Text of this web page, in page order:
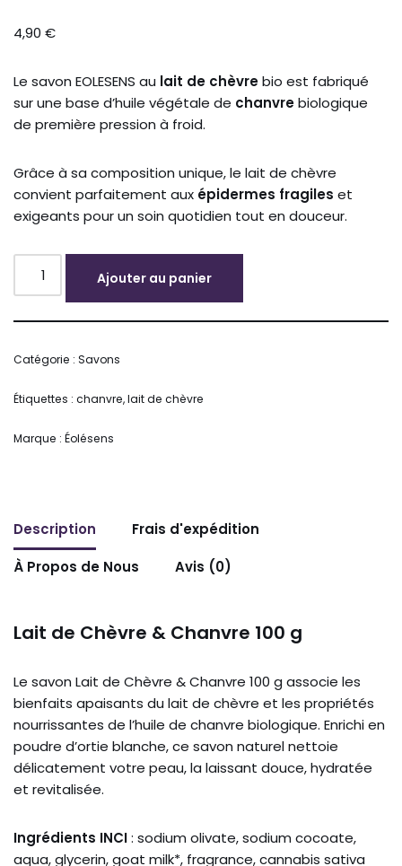
4,90 €
Le savon EOLESENS au lait de chèvrebio est fabriqué
sur une base d’huile végétale de chanvrebiologique
de première pression à froid.
Grâce à sa composition unique, le lait de chèvre
convient parfaitement aux épidermes fragiles et
exigeants pour un soin quotidien tout en douceur.
Ajouter au panier
Catégorie : Savons
Étiquettes : chanvre,lait de chèvre
Marque : Éolésens
Description
Frais d'expédition
À Propos de Nous
Avis (0)
Lait de Chèvre & Chanvre 100 g
Le savon Lait de Chèvre & Chanvre 100 g associe les
bienfaits apaisants du lait de chèvre et les propriétés
nourrissantes de l’huile de chanvre biologique. Enrichi en
poudre d’ortie blanche, ce savon naturel nettoie
délicatement votre peau, la laissant douce, hydratée
et revitalisée.
Ingrédients INCI: sodium olivate, sodium cocoate,
aqua, glycerin, goat milk*, fragrance, cannabis sativa